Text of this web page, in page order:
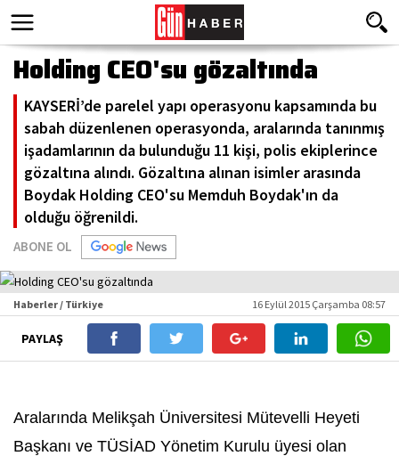
Holding CEO'su gözaltında
KAYSERİ’de parelel yapı operasyonu kapsamında bu
sabah düzenlenen operasyonda, aralarında tanınmış
işadamlarının da bulunduğu 11 kişi, polis ekiplerince
gözaltına alındı. Gözaltına alınan isimler arasında
Boydak Holding CEO'su Memduh Boydak'ın da
olduğu öğrenildi.
ABONE OL
Haberler / Türkiye 16 Eylül 2015 Çarşamba 08:57
PAYLAŞ
Aralarında Melikşah Üniversitesi Mütevelli Heyeti
Başkanı ve TÜSİAD Yönetim Kurulu üyesi olan